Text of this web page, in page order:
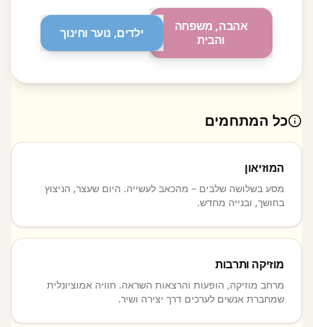
אהבה, משפחה
והבית
ילדים, נוער וחינוך
כל המתחמים
המוזיאון
מסע בשלושה שלבים – מהכאב לעשייה. היום שעצר, הניצוץ
בחושך, ובנייה מחדש.
מוזיקה ותרבות
מרחב מוזיקה, הופעות והרצאות השראה. חוויה אמוציונלית
שמחברת אנשים לערכים דרך יצירה ושיר.